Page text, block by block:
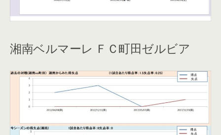
湘南ベルマーレ ＦＣ町田ゼルビア